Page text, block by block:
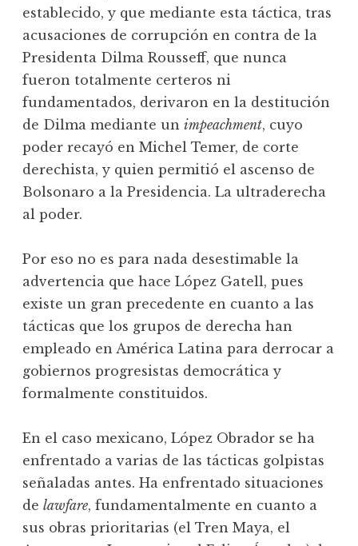
establecido, y que mediante esta táctica, tras
acusaciones de corrupción en contra de la
Presidenta Dilma Rousseff, que nunca
fueron totalmente certeros ni
fundamentados, derivaron en la destitución
de Dilma mediante un impeachment, cuyo
poder recayó en Michel Temer, de corte
derechista, y quien permitió el ascenso de
Bolsonaro a la Presidencia. La ultraderecha
al poder.
Por eso no es para nada desestimable la
advertencia que hace López Gatell, pues
existe un gran precedente en cuanto a las
tácticas que los grupos de derecha han
empleado en América Latina para derrocar a
gobiernos progresistas democrática y
formalmente constituidos.
En el caso mexicano, López Obrador se ha
enfrentado a varias de las tácticas golpistas
señaladas antes. Ha enfrentado situaciones
de lawfare, fundamentalmente en cuanto a
sus obras prioritarias (el Tren Maya, el